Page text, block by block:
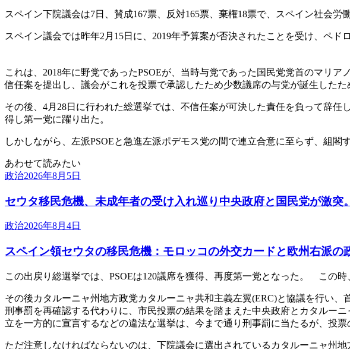
スペイン下院議会は7日、賛成167票、反対165票、棄権18票で、スペイン社会
スペイン議会では昨年2月15日に、2019年予算案が否決されたことを受け、ペド
これは、2018年に野党であったPSOEが、当時与党であった国民党党首のマリ
信任案を提出し、議会がこれを投票で承認したため少数議席の与党が誕生した
その後、4月28日に行われた総選挙では、不信任案が可決した責任を負って辞
得し第一党に躍り出た。
しかしながら、左派PSOEと急進左派ポデモス党の間で連立合意に至らず、組
あわせて読みたい
政治2026年8月5日
セウタ移民危機、未成年者の受け入れ巡り中央政府と国民党が激
政治2026年8月4日
スペイン領セウタの移民危機：モロッコの外交カードと欧州右派の
この出戻り総選挙では、PSOEは120議席を獲得、再度第一党となった。 この
その後カタルーニャ州地方政党カタルーニャ共和主義左翼(ERC)と協議を行い
刑事罰を再確認する代わりに、市民投票の結果を踏まえた中央政府とカタル
立を一方的に宣言するなどの違法な選挙は、今まで通り刑事罰に当たるが、投
ただ注意しなければならないのは、下院議会に選出されているカタルーニャ州